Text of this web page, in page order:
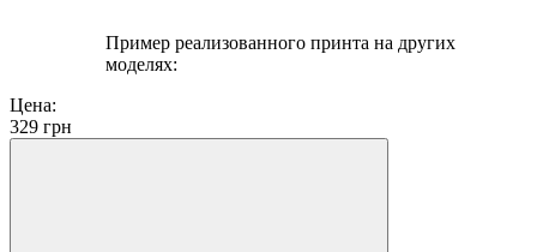
Пример реализованного принта на других
моделях:
Цена:
329 грн